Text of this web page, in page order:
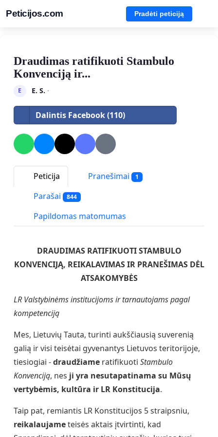
Peticijos.com Pradėti peticiją
Draudimas ratifikuoti Stambulo
Konvenciją ir...
E E. S.·
Dalintis Facebook (110)
Peticija Pranešimai 1
Parašai 844
Papildomas matomumas
DRAUDIMAS RATIFIKUOTI STAMBULO
KONVENCIJĄ, REIKALAVIMAS IR PRANEŠIMAS DĖL
ATSAKOMYBĖS
LR Valstybinėms institucijoms ir tarnautojams pagal
kompetenciją
Mes, Lietuvių Tauta, turinti aukščiausią suverenią
galią ir visi teisėtai gyvenantys Lietuvos teritorijoje,
tiesiogiai -draudžiame ratifikuoti Stambulo
Konvenciją, nes ji yra nesutapatinama su Mūsų
vertybėmis, kultūra ir LR Konstitucija.
Taip pat, remiantis LR Konstitucijos 5 straipsniu,
reikalaujameteisės aktais įtvirtinti, kad